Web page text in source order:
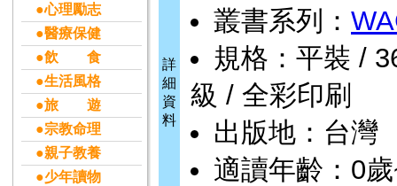
●心理勵志
●醫療保健
●飲 食
●生活風格
●旅 遊
●宗教命理
●親子教養
●少年讀物
詳
細
資
料
叢書系列：
規格：平裝 /
級 / 全彩印刷
出版地：台灣
適讀年齡：0